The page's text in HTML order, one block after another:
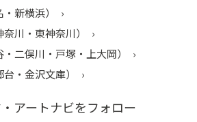
新横浜）
川・東神奈川）
二俣川・戸塚・上大岡）
・金沢文庫）
アートナビをフォロー